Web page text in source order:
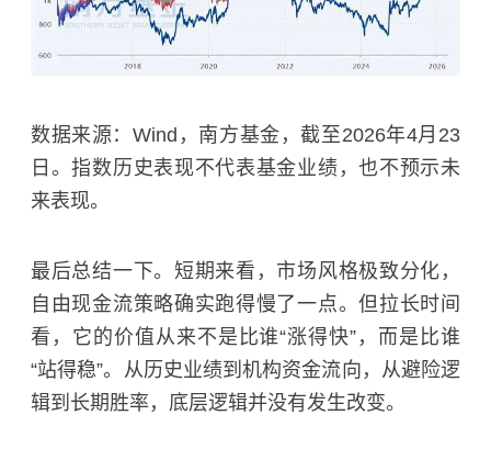
数据来源：Wind，南方基金，截至2026年4月23
日。指数历史表现不代表基金业绩，也不预示未
来表现。
最后总结一下。短期来看，市场风格极致分化，
自由现金流策略确实跑得慢了一点。但拉长时间
看，它的价值从来不是比谁“涨得快”，而是比谁
“站得稳”。从历史业绩到机构资金流向，从避险逻
辑到长期胜率，底层逻辑并没有发生改变。